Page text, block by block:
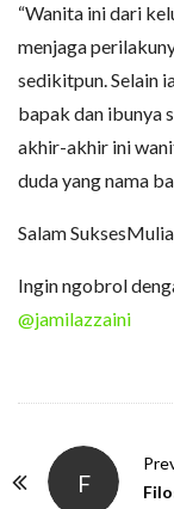
“Wanita ini dari
menjaga
sedikitpun. Selain
bapak dan ibunya
akhir-akhir ini
duda yang nama
Salam
Ingin ngobrol
@jamilazzaini
F